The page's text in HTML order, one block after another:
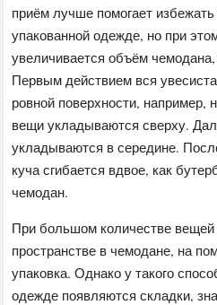
приём лучше помогает
упакованной одежде, но при
увеличивается объём
Первым действием вся
ровной поверхности,
вещи укладываются сверху.
укладываются в середине.
куча сгибается вдвое, как
чемодан.
При большом количестве вещей
пространстве в чемодане, на
упаковка. Однако у такого
одежде появляются складки,